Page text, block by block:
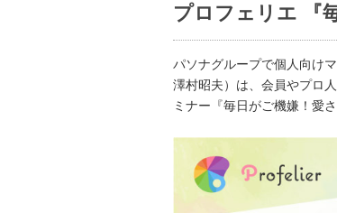
プロフェリエ 『
パソナグループで個人向け
澤村昭夫）は、会員やプロ
ミナー『毎日がご機嫌！愛